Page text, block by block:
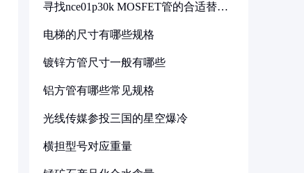
寻找nce01p30k MOSFET管的合适替代
电梯的尺寸有哪些规格
镀锌方管尺寸一般有哪些
铝方管有哪些常见规格
光线传媒参投三国的星空爆冷
横担型号对应重量